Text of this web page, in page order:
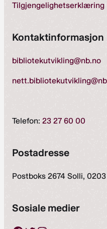
Tilgjengelighetserklæring
Kontaktinformasjon
bibliotekutvikling@nb.no
Telefon: 23 27 60 00
Postadresse
Postboks 2674 Solli,
Sosiale medier